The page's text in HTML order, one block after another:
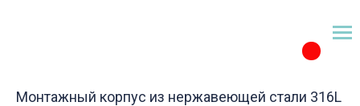
Монтажный корпус из нержавеющей стали 316L